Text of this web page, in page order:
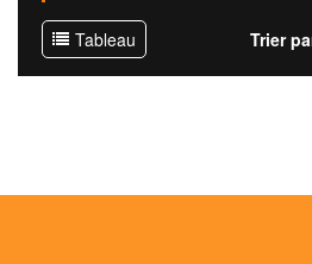
Tableau Trier